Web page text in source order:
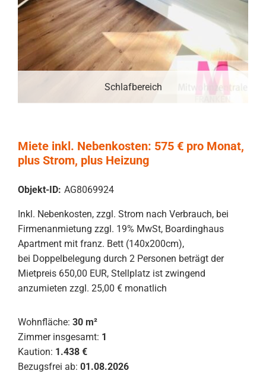
Schlafbereich
Miete inkl. Nebenkosten: 575 € pro Monat,
plus Strom, plus Heizung
Objekt-ID: AG8069924
Inkl. Nebenkosten, zzgl. Strom nach Verbrauch, bei
Firmenanmietung zzgl. 19% MwSt, Boardinghaus
Apartment mit franz. Bett (140x200cm),
bei Doppelbelegung durch 2 Personen beträgt der
Mietpreis 650,00 EUR, Stellplatz ist zwingend
anzumieten zzgl. 25,00 € monatlich
Wohnfläche: 30 m²
Zimmer insgesamt: 1
Kaution: 1.438 €
Bezugsfrei ab: 01.08.2026